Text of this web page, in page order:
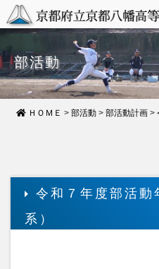
部活動
ＨＯＭＥ > 部活動> 部活動計画>
令和７年度部活動
系）